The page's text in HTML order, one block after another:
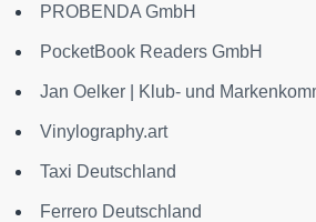
PROBENDA GmbH
PocketBook Readers GmbH
Jan Oelker | Klub- und
Vinylography.art
Taxi Deutschland
Ferrero Deutschland